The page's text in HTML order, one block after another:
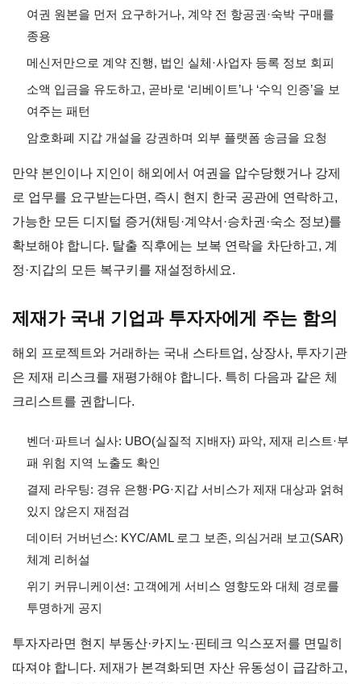
여권 원본을 먼저 요구하거나, 계약 전 항공권·숙박 구매를
종용
메신저만으로 계약 진행, 법인 실체·사업자 등록 정보 회피
소액 입금을 유도하고, 곧바로 ‘리베이트’나 ‘수익 인증’을 보
여주는 패턴
암호화폐 지갑 개설을 강권하며 외부 플랫폼 송금을 요청
만약 본인이나 지인이 해외에서 여권을 압수당했거나 강제
로 업무를 요구받는다면, 즉시 현지 한국 공관에 연락하고,
가능한 모든 디지털 증거(채팅·계약서·승차권·숙소 정보)를
확보해야 합니다. 탈출 직후에는 보복 연락을 차단하고, 계
정·지갑의 모든 복구키를 재설정하세요.
제재가 국내 기업과 투자자에게 주는 함의
해외 프로젝트와 거래하는 국내 스타트업, 상장사, 투자기관
은 제재 리스크를 재평가해야 합니다. 특히 다음과 같은 체
크리스트를 권합니다.
벤더·파트너 실사: UBO(실질적 지배자) 파악, 제재 리스트·부
패 위험 지역 노출도 확인
결제 라우팅: 경유 은행·PG·지갑 서비스가 제재 대상과 얽혀
있지 않은지 재점검
데이터 거버넌스: KYC/AML 로그 보존, 의심거래 보고(SAR)
체계 리허설
위기 커뮤니케이션: 고객에게 서비스 영향도와 대체 경로를
투명하게 공지
투자자라면 현지 부동산·카지노·핀테크 익스포저를 면밀히
따져야 합니다. 제재가 본격화되면 자산 유동성이 급감하고,